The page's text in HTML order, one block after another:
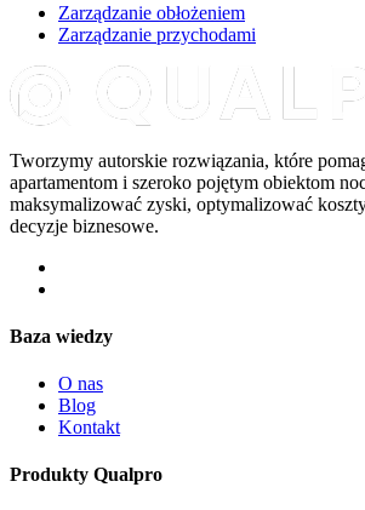
Zarządzanie obłożeniem
Zarządzanie przychodami
Tworzymy autorskie rozwiązania, które
apartamentom i szeroko pojętym obiektom
maksymalizować zyski, optymalizować
decyzje biznesowe.
Baza wiedzy
O nas
Blog
Kontakt
Produkty Qualpro